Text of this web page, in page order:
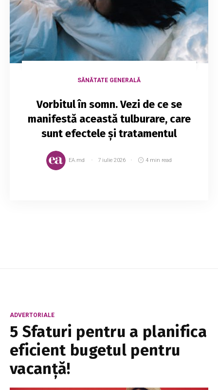
SĂNĂTATE GENERALĂ
Vorbitul în somn. Vezi de ce se
manifestă această tulburare, care
sunt efectele și tratamentul
EA.md 7 iulie 2026 4 min read
ADVERTORIALE
5 Sfaturi pentru a planifica
eficient bugetul pentru
vacanță!